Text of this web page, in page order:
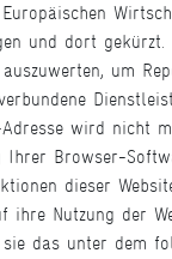
und dort
um
wird nicht
Ihrer Browser-
dieser
Nutzung der
das unter dem